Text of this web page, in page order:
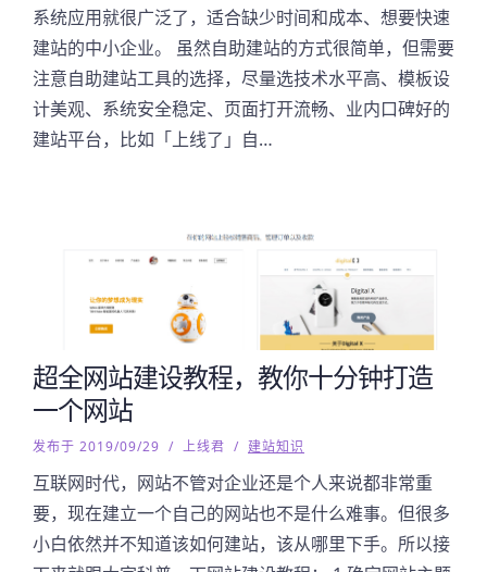
系统应用就很广泛了，适合缺少时间和成本、想要快速
建站的中小企业。 虽然自助建站的方式很简单，但需要
注意自助建站工具的选择，尽量选技术水平高、模板设
计美观、系统安全稳定、页面打开流畅、业内口碑好的
建站平台，比如「上线了」自…
超全网站建设教程，教你十分钟打造
一个网站
发布于 2019/09/29 / 上线君 / 建站知识
互联网时代，网站不管对企业还是个人来说都非常重
要，现在建立一个自己的网站也不是什么难事。但很多
小白依然并不知道该如何建站，该从哪里下手。所以接